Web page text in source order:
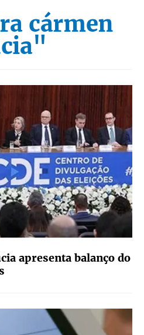
cármen
apresenta balanço do